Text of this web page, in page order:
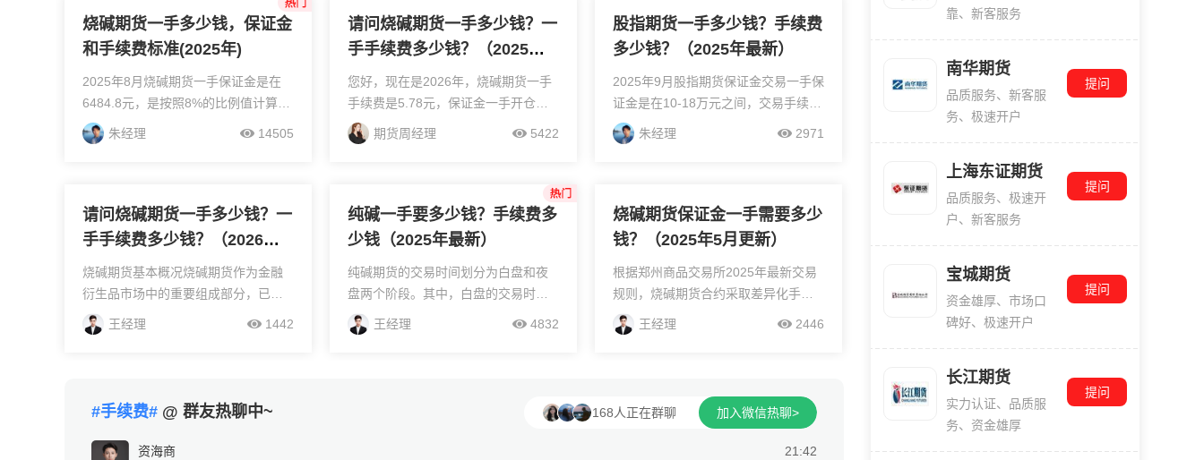
烧碱期货一手多少钱，保证金
和手续费标准(2025年)
2025年8月烧碱期货一手保证金是在
6484.8元，是按照8%的比例值计算
的，手续费是在8.11元，是按照万分
之1计算的。烧碱手续费和保证金是随
朱经理 14505
请问烧碱期货一手多少钱？一
手手续费多少钱？（2025最
新）
您好，现在是2026年，烧碱期货一手
手续费是5.78元，保证金一手开仓是
4627元，可以加我微信好友，安排低
手续费开户，具体如下：烧碱2609主
期货周经理 5422
股指期货一手多少钱？手续费
多少钱？（2025年最新）
2025年9月股指期货保证金交易一手保
证金是在10-18万元之间，交易手续费
是在20-200多元之间。交易手续费是
随着盘中价格变化而变化的。可以加
朱经理 2971
请问烧碱期货一手多少钱？一
手手续费多少钱？（2026最
新）
烧碱期货基本概况烧碱期货作为金融
衍生品市场中的重要组成部分，已于
郑州商品交易所正式挂牌交易，其标
准化合约代码为SH。根据合约设计，
王经理 1442
纯碱一手要多少钱？手续费多
少钱（2025年最新）
纯碱期货的交易时间划分为白盘和夜
盘两个阶段。其中，白盘的交易时段
包括上午9:00至10:15，随后是10:30
至11:30，以及下午13:30至15:00；夜
王经理 4832
烧碱期货保证金一手需要多少
钱？（2025年5月更新）
根据郑州商品交易所2025年最新交易
规则，烧碱期货合约采取差异化手续
费机制。非日内交易实施双向万分之
一费率标准，日内平仓操作享受手续
王经理 2446
#手续费# @ 群友热聊中~
资海商 21:42
168人正在群聊 加入微信热聊>
靠、新客服务
南华期货
品质服务、新客服
务、极速开户
提问
上海东证期货
品质服务、极速开
户、新客服务
提问
宝城期货
资金雄厚、市场口
碑好、极速开户
提问
长江期货
实力认证、品质服
务、资金雄厚
提问